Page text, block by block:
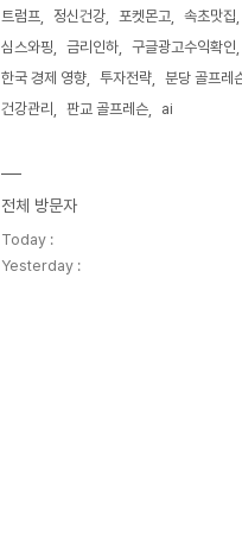
트럼프
정신건강 포켓몬고
속초맛집
심스와핑
금리인하
구글광고수익확인
한국 경제 영향
투자전략
분당 골프레
건강관리
판교 골프레슨 ai
전체 방문자
Today :
Yesterday :